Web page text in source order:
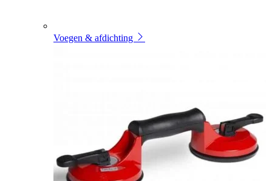
Voegen & afdichting